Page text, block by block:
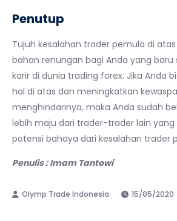
Penutup
Tujuh kesalahan trader pemula di
bahan renungan bagi Anda yang baru
karir di dunia trading forex. Jika Anda
hal di atas dan meningkatkan
menghindarinya, maka Anda sudah
lebih maju dari trader-trader lain
potensi bahaya dari kesalahan trader
Penulis : Imam Tantowi
15/05/2020